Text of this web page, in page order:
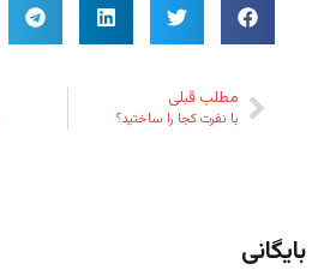
مطلب قبلی
با نفرت کجا را ساختید؟
بایگانی